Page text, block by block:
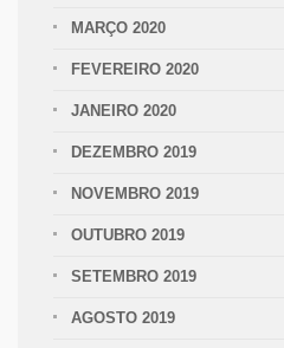
MARÇO 2020
FEVEREIRO 2020
JANEIRO 2020
DEZEMBRO 2019
NOVEMBRO 2019
OUTUBRO 2019
SETEMBRO 2019
AGOSTO 2019